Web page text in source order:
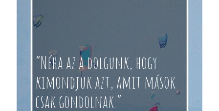
“Néha az a dolgunk, hogy
kimondjuk azt, amit mások
csak gondolnak.”